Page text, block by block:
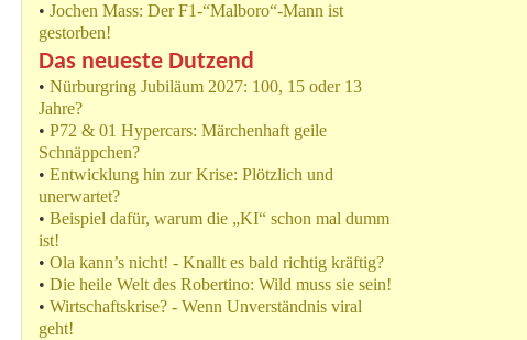
• Jochen Mass: Der F1-“Malboro“-Mann ist
gestorben!
Das neueste Dutzend
• Nürburgring Jubiläum 2027: 100, 15 oder 13
Jahre?
• P72 & 01 Hypercars: Märchenhaft geile
Schnäppchen?
• Entwicklung hin zur Krise: Plötzlich und
unerwartet?
• Beispiel dafür, warum die „KI“ schon mal dumm
ist!
• Ola kann’s nicht! - Knallt es bald richtig kräftig?
• Die heile Welt des Robertino: Wild muss sie sein!
• Wirtschaftskrise? - Wenn Unverständnis viral
geht!